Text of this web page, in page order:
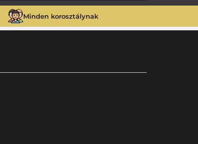
Minden korosztálynak